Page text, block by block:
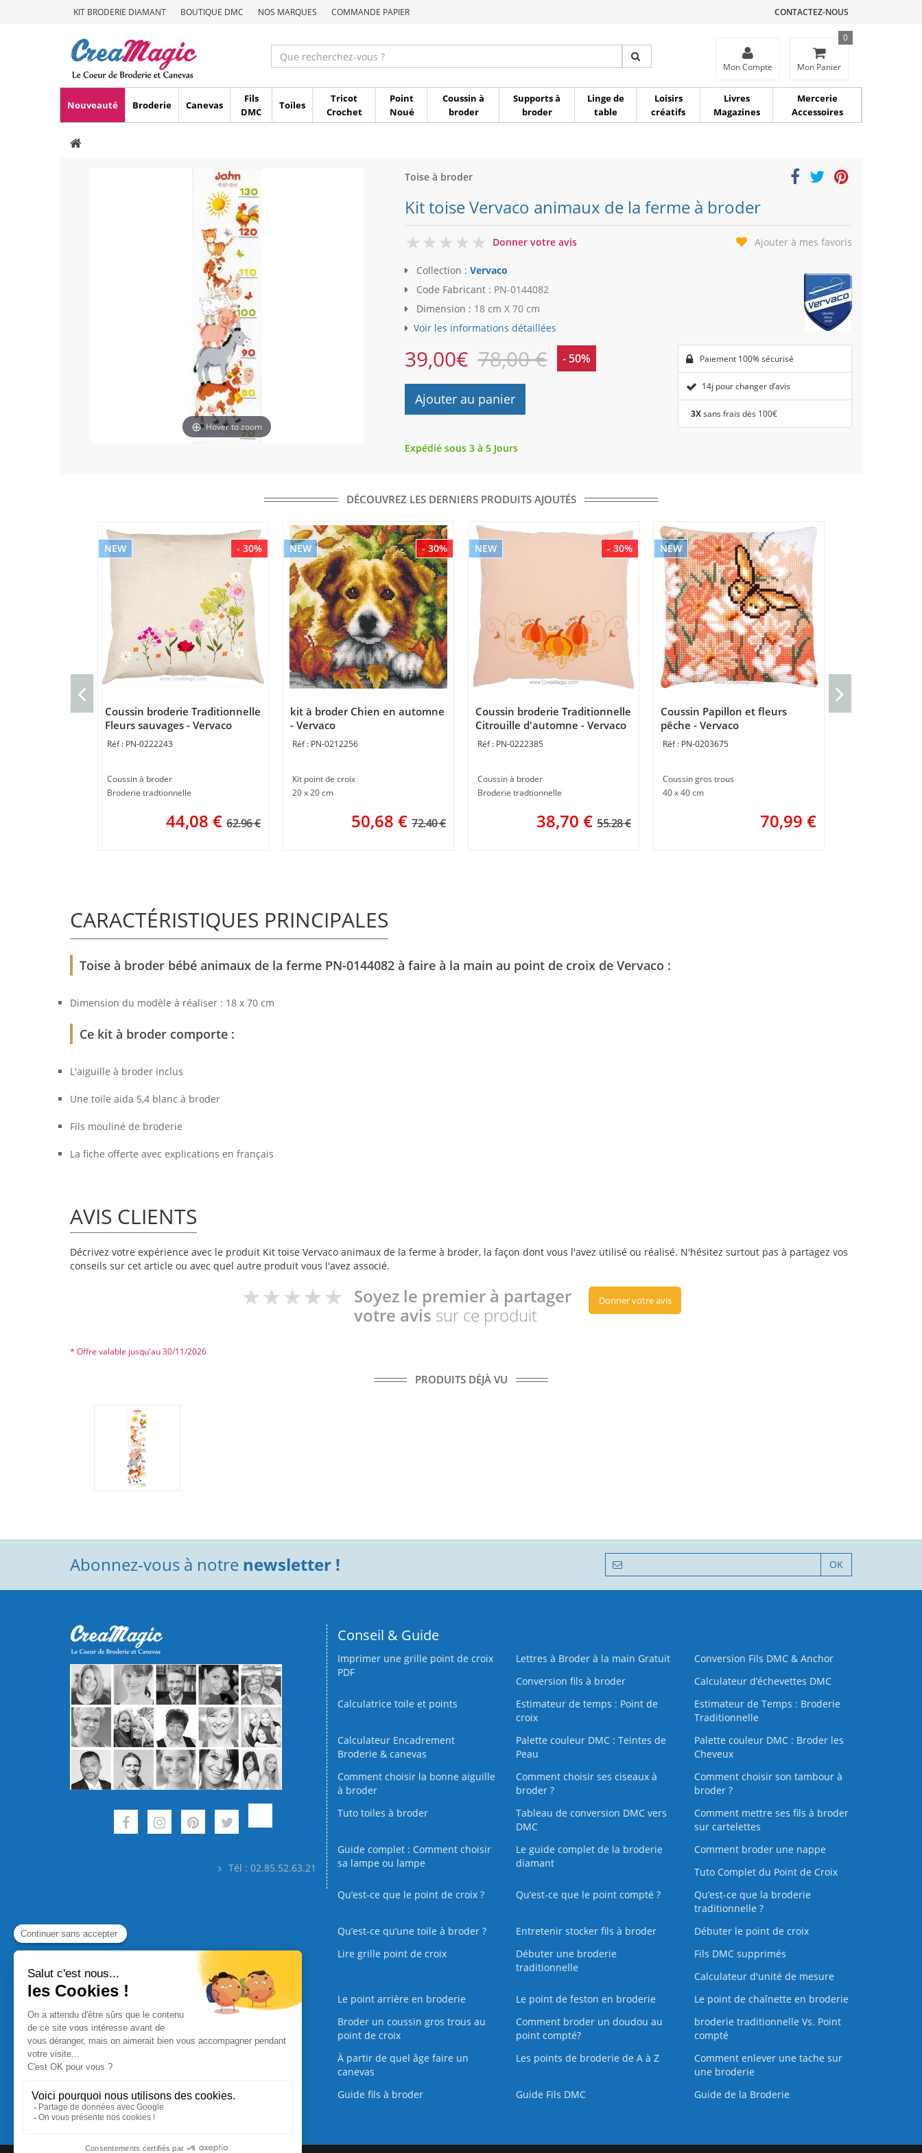
KIT BRODERIE DIAMANT BOUTIQUE DMC NOS MARQUES COMMANDE PAPIER CONTACTEZ-NOUS
Mon Compte Mon Panier
0
Nouveauté Broderie Canevas
Fils
DMC
Toiles
Tricot
Crochet
Point
Noué
Coussin à
broder
Supports à
broder
Linge de
table
Loisirs
créatifs
Livres
Magazines
Mercerie
Accessoires
Hover to zoom
Toise à broder
Kit toise Vervaco animaux de la ferme à broder
0
Donner votre avis Ajouter à mes favoris
Collection : Vervaco
Code Fabricant : PN-0144082
Dimension : 18 cm X 70 cm
Voir les informations détaillées
39,00€ 78,00 € - 50%
Ajouter au panier
Paiement 100% sécurisé
14j pour changer d’avis
3Xsans frais dès 100€
Expédié sous 3 à 5 Jours
DÉCOUVREZ LES DERNIERS PRODUITS AJOUTÉS
- 30%
NEW
Coussin broderie Traditionnelle
Fleurs sauvages - Vervaco
PN-0222243
Coussin à broder
Broderie tradtionnelle
44,08 € 62.96 €
- 30%
NEW
kit à broder Chien en automne
- Vervaco
PN-0212256
Kit point de croix
20 x 20 cm
50,68 € 72.40 €
- 30%
NEW
Coussin broderie Traditionnelle
Citrouille d'automne - Vervaco
PN-0222385
Coussin à broder
Broderie tradtionnelle
38,70 € 55.28 €
NEW
Coussin Papillon et fleurs
pêche - Vervaco
PN-0203675
Coussin gros trous
40 x 40 cm
70,99 €
CARACTÉRISTIQUES PRINCIPALES
Toise à broder bébé animaux de la ferme PN-0144082 à faire à la main au point de croix de Vervaco :
Dimension du modèle à réaliser : 18 x 70 cm
Ce kit à broder comporte :
L'aiguille à broder inclus
Une toile aida 5,4 blanc à broder
Fils mouliné de broderie
La fiche offerte avec explications en français
AVIS CLIENTS
Décrivez votre expérience avec le produit Kit toise Vervaco animaux de la ferme à broder, la façon dont vous l'avez utilisé ou réalisé. N'hésitez surtout pas à partagez vos
conseils sur cet article ou avec quel autre produit vous l'avez associé.
Soyez le premier à partager
votre avis sur ce produit
Donner votre avis
* Offre valable jusqu'au 30/11/2026
PRODUITS DÉJÀ VU
Abonnez-vous à notre newsletter ! OK
Tél : 02.85.52.63.21
Conseil & Guide
Imprimer une grille point de croix
PDF
Lettres à Broder à la main Gratuit
Conversion Fils DMC & Anchor
Conversion fils à broder
Calculateur d’échevettes DMC
Calculatrice toile et points
Estimateur de temps : Point de
croix
Estimateur de Temps : Broderie
Traditionnelle
Calculateur Encadrement
Broderie & canevas
Palette couleur DMC : Teintes de
Peau
Palette couleur DMC : Broder les
Cheveux
Comment choisir la bonne aiguille
à broder
Comment choisir ses ciseaux à
broder ?
Comment choisir son tambour à
broder ?
Tuto toiles à broder
Tableau de conversion DMC vers
DMC
Comment mettre ses fils à broder
sur cartelettes
Guide complet : Comment choisir
sa lampe ou lampe
Le guide complet de la broderie
diamant
Comment broder une nappe
Tuto Complet du Point de Croix
Qu’est-ce que le point de croix ?
Qu’est-ce que le point compté ?
Qu’est-ce que la broderie
traditionnelle ?
Qu’est‑ce qu’une toile à broder ?
Entretenir stocker fils à broder
Débuter le point de croix
Lire grille point de croix
Débuter une broderie
traditionnelle
Fils DMC supprimés
Calculateur d'unité de mesure
Le point arrière en broderie
Le point de feston en broderie
Le point de chaînette en broderie
Broder un coussin gros trous au
point de croix
Comment broder un doudou au
point compté?
broderie traditionnelle Vs. Point
compté
À partir de quel âge faire un
canevas
Les points de broderie de A à Z
Comment enlever une tache sur
une broderie
Guide fils à broder
Guide Fils DMC Guide de la Broderie